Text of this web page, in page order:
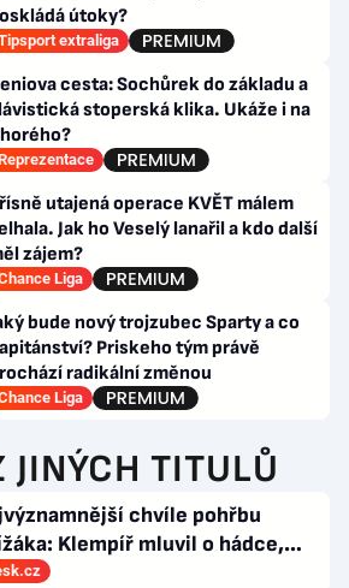
útoky?
extraliga
cesta: Sochůrek do základu a
stoperská klika. Ukáže i na
utajená operace KVĚT málem
Jak ho Veselý lanařil a kdo další
zájem?
Liga
bude nový trojzubec Sparty a co
Priskeho tým právě
radikální změnou
Liga
JINÝCH TITULŮ
chvíle pohřbu
Klempíř mluvil o hádce,
vzýval rebelství a přišla i Sára